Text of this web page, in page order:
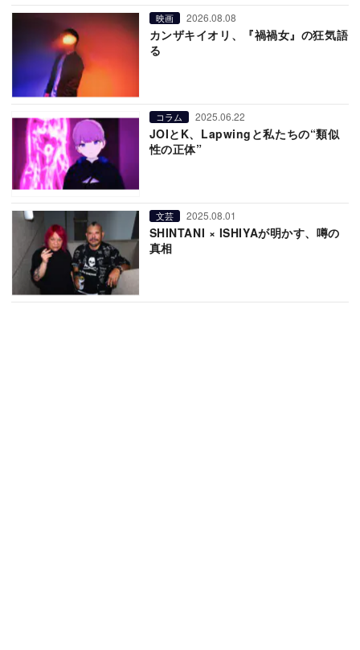
映画 2026.08.08
カンザキイオリ、『禍禍女』の狂気語
る
コラム 2025.06.22
JOIとK、Lapwingと私たちの“類似
性の正体”
文芸 2025.08.01
SHINTANI × ISHIYAが明かす、噂の
真相